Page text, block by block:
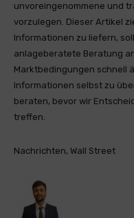
unvoreingenommene und
vorzulegen. Dieser Artikel
Informationen zu liefern,
anlageberatete Beratung
Marktbedingungen schnell
Informationen selbst zu
beraten, bevor wir
treffen.
Nachrichten, Wall Street